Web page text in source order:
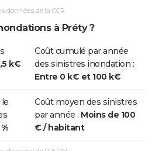
28/04/1983 28 j Oui
31/12/1982 24 j Oui
données de la CCR
à Préty ?
k€
Coût cumulé par année
des sinistres inondation :
Entre 0 k€ et 100 k€
Coût moyen des sinistres
par année : Moins de 100
€ / habitant